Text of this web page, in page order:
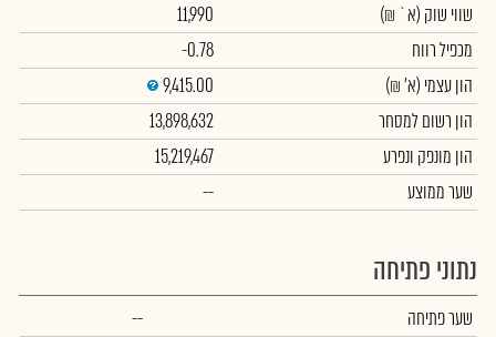
שווי שוק (א` ₪)
11,990
מכפיל רווח
-0.78
הון עצמי (א' ₪)
9,415.00
הון רשום למסחר
13,898,632
הון מונפק ונפרע
15,219,467
שער ממוצע
--
נתוני פתיחה
שער פתיחה
--